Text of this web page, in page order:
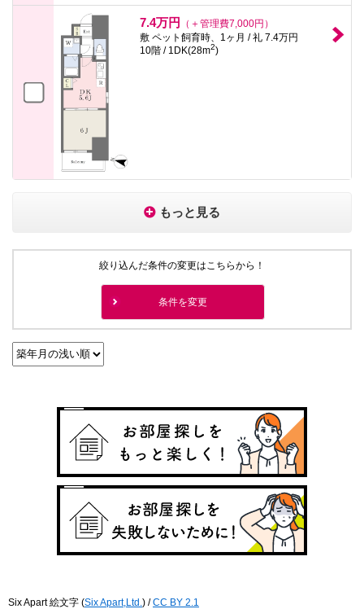
7.4万円
（＋管理費7,000円）
敷 ペット飼育時、1ヶ月 / 礼 7.4万円
10階 / 1DK(28m2)
もっと見る
絞り込んだ条件の変更はこちらから！
条件を変更
Six Apart 絵文字 (Six Apart,Ltd. ) /CC BY 2.1